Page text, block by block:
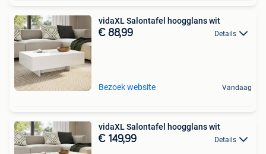
vidaXL Salontafel hoogglans wit
€ 88,99 Details
Bezoek website Vandaag
vidaXL Salontafel hoogglans wit
€ 149,99 Details